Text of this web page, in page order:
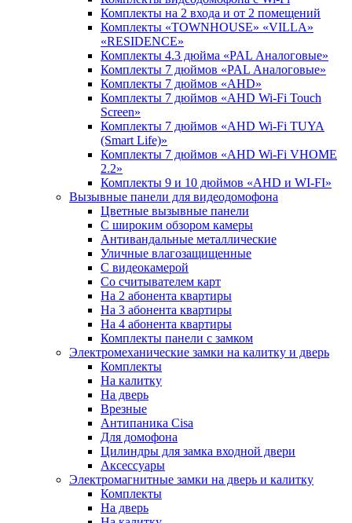
Комплекты на 2 входа и от 2 помещений
Комплекты «TOWNHOUSE» «VILLA»
«RESIDENCE»
Комплекты 4.3 дюйма «PAL Аналоговые»
Комплекты 7 дюймов «PAL Аналоговые»
Комплекты 7 дюймов «AHD»
Комплекты 7 дюймов «AHD Wi-Fi Touch
Screen»
Комплекты 7 дюймов «AHD Wi-Fi TUYA
(Smart Life)»
Комплекты 7 дюймов «AHD Wi-Fi VHOME
2.2»
Комплекты 9 и 10 дюймов «AHD и WI-FI»
Вызывные панели для видеодомофона
Цветные вызывные панели
С широким обзором камеры
Антивандальные металлические
Уличные влагозащищенные
С видеокамерой
Со считывателем карт
На 2 абонента квартиры
На 3 абонента квартиры
На 4 абонента квартиры
Комплекты панели с замком
Электромеханические замки на калитку и дверь
Комплекты
На калитку
На дверь
Врезные
Антипаника Cisa
Для домофона
Цилиндры для замка входной двери
Аксессуары
Электромагнитные замки на дверь и калитку
Комплекты
На дверь